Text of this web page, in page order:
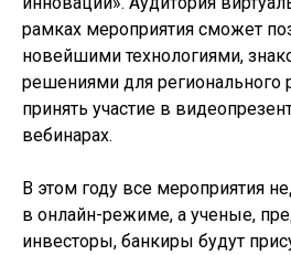
рамках мероприятия сможет
новейшими технологиями,
решениями для регионального
принять участие в
вебинарах.
В этом году все мероприятия
в онлайн-режиме, а ученые,
инвесторы, банкиры будут